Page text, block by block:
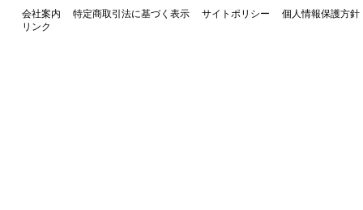
会社案内 特定商取引法に基づく表示 サイトポリシー
個人情報保護方針
リンク